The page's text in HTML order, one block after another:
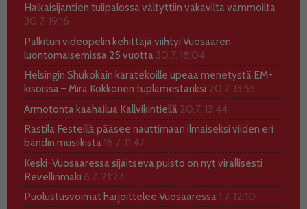
Halkaisijantien tulipalossa vältyttiin vakavilta vammoilta
30.7. 19:16
Palkitun videopelin kehittäjä viihtyi Vuosaaren
luontomaisemissa 25 vuotta 30.7. 18:04
Helsingin Shukokain karatekoille upeaa menetystä EM-
kisoissa – Mira Kokkonen tuplamestariksi 20.7. 13:55
Armotonta kaahailua Kallvikintiellä 20.7. 13:44
Rastila Festeillä pääsee nauttimaan ilmaiseksi viiden eri
bändin musiikista 16.7. 11:47
Keski-Vuosaaressa sijaitseva puisto on nyt virallisesti
Revellinmäki 8.7. 21:24
Puolustusvoimat harjoittelee Vuosaaressa 1.7. 12:10